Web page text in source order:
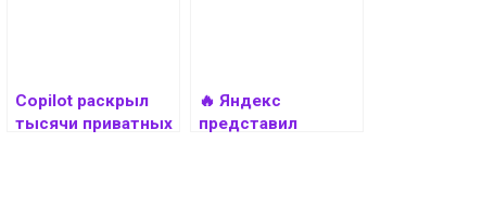
Copilot раскрыл
тысячи приватных
🔥 Яндекс
представил